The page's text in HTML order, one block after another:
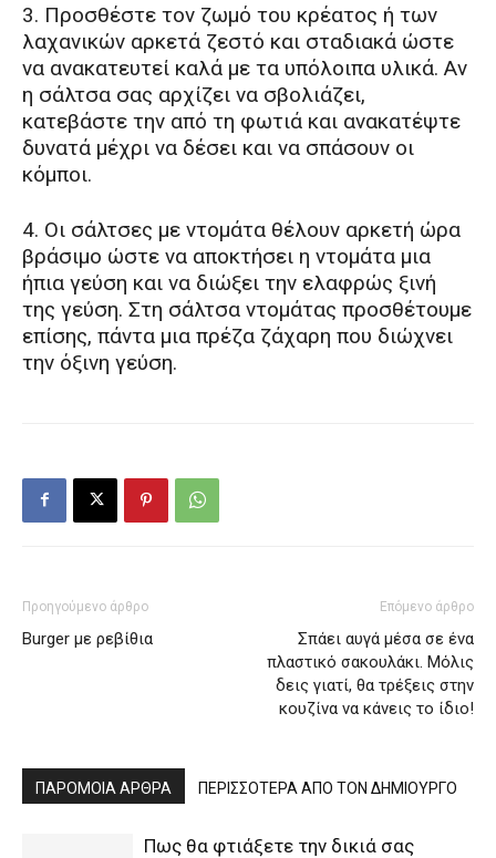
3. Προσθέστε τον ζωμό του κρέατος ή των
λαχανικών αρκετά ζεστό και σταδιακά ώστε
να ανακατευτεί καλά με τα υπόλοιπα υλικά. Αν
η σάλτσα σας αρχίζει να σβολιάζει,
κατεβάστε την από τη φωτιά και ανακατέψτε
δυνατά μέχρι να δέσει και να σπάσουν οι
κόμποι.
4. Οι σάλτσες με ντομάτα θέλουν αρκετή ώρα
βράσιμο ώστε να αποκτήσει η ντομάτα μια
ήπια γεύση και να διώξει την ελαφρώς ξινή
της γεύση. Στη σάλτσα ντομάτας προσθέτουμε
επίσης, πάντα μια πρέζα ζάχαρη που διώχνει
την όξινη γεύση.
Προηγούμενο άρθρο
Burger με ρεβίθια
Επόμενο άρθρο
Σπάει αυγά μέσα σε ένα
πλαστικό σακουλάκι. Μόλις
δεις γιατί, θα τρέξεις στην
κουζίνα να κάνεις το ίδιο!
ΠΑΡΟΜΟΙΑ ΑΡΘΡΑ ΠΕΡΙΣΣΟΤΕΡΑ ΑΠΟ ΤΟΝ ΔΗΜΙΟΥΡΓΟ
Πως θα φτιάξετε την δικιά σας